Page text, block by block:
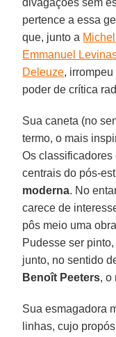
divagações sem
pertence a essa
que, junto a
Emmanuel
Deleuze,
poder de crítica
Sua caneta (no
termo, o mais
Os classificadores
centrais do pós-
moderna. No
carece de
pôs meio uma
Pudesse ser
junto, no sentido
Benoît Peeters, o
Sua esmagadora
linhas, cujo